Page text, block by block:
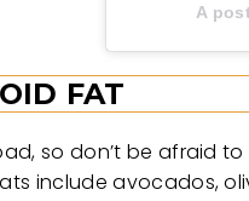
A
FAT
so don’t be afraid
include avocados,